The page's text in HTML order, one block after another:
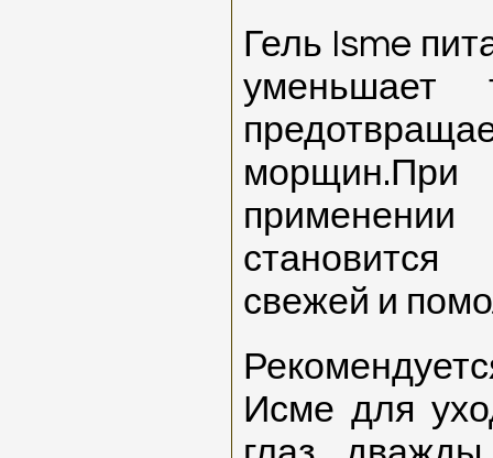
Гель Isme
уменьшает
применении
свежей и
Исме для